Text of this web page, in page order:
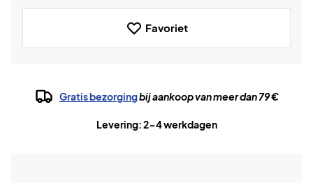
Favoriet
Gratis bezorgingbij aankoop van meer dan 79 €
Levering: 2-4 werkdagen